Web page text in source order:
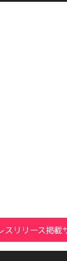
スリリース掲載